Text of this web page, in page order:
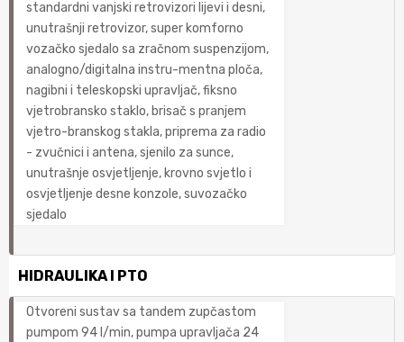
standardni vanjski retrovizori lijevi i desni,
unutrašnji retrovizor, super komforno
vozačko sjedalo sa zračnom suspenzijom,
analogno/digitalna instru-mentna ploča,
nagibni i teleskopski upravljač, fiksno
vjetrobransko staklo, brisač s pranjem
vjetro-branskog stakla, priprema za radio
- zvučnici i antena, sjenilo za sunce,
unutrašnje osvjetljenje, krovno svjetlo i
osvjetljenje desne konzole, suvozačko
sjedalo
HIDRAULIKA I PTO
Otvoreni sustav sa tandem zupčastom
pumpom 94 l/min, pumpa upravljača 24